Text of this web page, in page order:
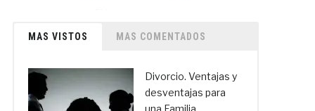
MAS VISTOS MAS COMENTADOS
Divorcio. Ventajas y
desventajas para